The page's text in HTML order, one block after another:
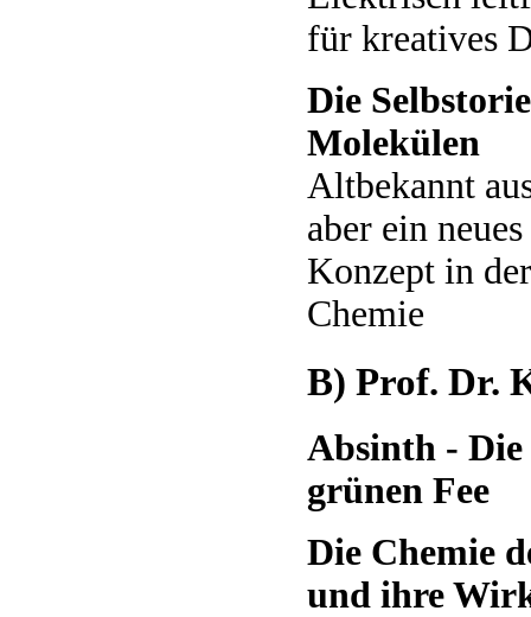
für kreatives
Die
Molekülen
Altbekannt
aber ein
Konzept in
Chemie
B) Prof. Dr.
Absinth - Die
grünen Fee
Die Chemie
und ihre